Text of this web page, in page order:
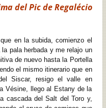
del Pic de Regalécio
en la subida, comienzo el
pala herbada y me relajo un
de nuevo hasta la Portella
el mismo itinerario que en
Siscar, resigo el valle en
Vésine, llego al Estany de la
cascada del Salt del Toro y,